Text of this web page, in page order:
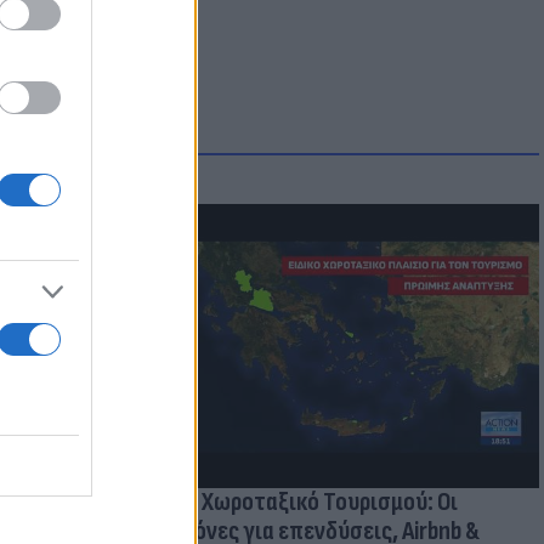
Οι
Νέο Χωροταξικό Τουρισμού: Οι
κανόνες για επενδύσεις, Airbnb &